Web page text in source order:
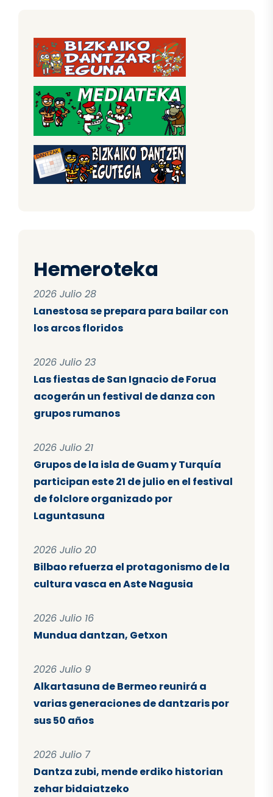
Hemeroteka
2026 Julio 28
Lanestosa se prepara para bailar con
los arcos floridos
2026 Julio 23
Las fiestas de San Ignacio de Forua
acogerán un festival de danza con
grupos rumanos
2026 Julio 21
Grupos de la isla de Guam y Turquía
participan este 21 de julio en el festival
de folclore organizado por
Laguntasuna
2026 Julio 20
Bilbao refuerza el protagonismo de la
cultura vasca en Aste Nagusia
2026 Julio 16
Mundua dantzan, Getxon
2026 Julio 9
Alkartasuna de Bermeo reunirá a
varias generaciones de dantzaris por
sus 50 años
2026 Julio 7
Dantza zubi, mende erdiko historian
zehar bidaiatzeko